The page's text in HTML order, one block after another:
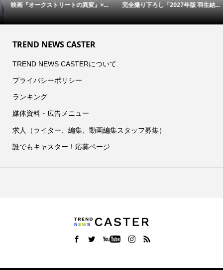
映画『オークストリートの異変』×... 完全撮り下ろし「2027年版 羽生結...
TREND NEWS CASTER
TREND NEWS CASTERについて
プライバシーポリシー
ランキング
媒体資料・広告メニュー
求人（ライター、編集、動画編集スタッフ募集）
誰でもキャスター！応募ページ